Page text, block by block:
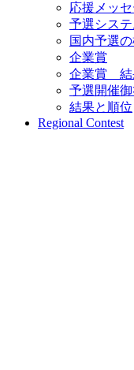
応援メッ
予選シス
国内予選
企業賞
企業賞 結
予選開催
結果と順位
Regional Contest